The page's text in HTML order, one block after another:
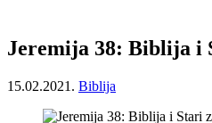
Jeremija 38: Biblija i
15.02.2021. Biblija